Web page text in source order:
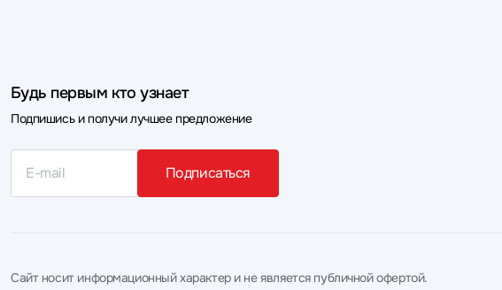
Будь первым кто узнает
Подпишись и получи лучшее предложение
Подписаться
Сайт носит информационный характер и не является публичной офертой.